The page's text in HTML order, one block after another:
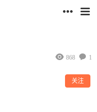
1
868
关注